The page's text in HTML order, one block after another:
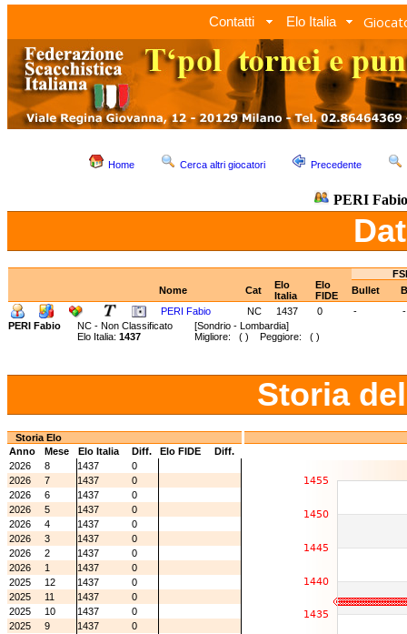
Contatti Elo Italia
Home Cerca altri giocatori Precedente
PERI
Nome
Cat
Elo
Italia
Elo
FIDE
Bullet
PERI Fabio
NC 1437 0 -
-
PERI Fabio
NC - Non Classificato [Sondrio - Lombardia]
Elo Italia: 1437 Migliore: ( ) Peggiore: ( )
Storia
Storia Elo
Anno
Mese Elo Italia Diff. Elo FIDE
Diff.
2026
8 1437
0
2026
7 1437
0
2026
6 1437
0
2026
5 1437
0
2026
4 1437
0
2026
3 1437
0
2026
2 1437
0
2026
1 1437
0
2025
12 1437
0
2025
11 1437
0
2025
10 1437
0
2025
9 1437
0